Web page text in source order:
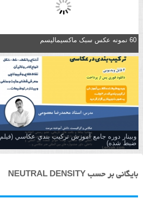
60 نمونه عکس سبک ماکسیمالیسم
وبینار دوره جامع آموزش تركيب بندي عكاسي (فیلم
ضبط شده)
بایگانی بر حسب NEUTRAL DENSITY